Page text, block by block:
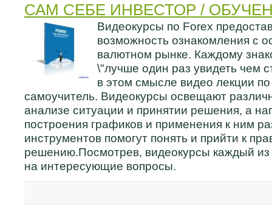
САМ СЕБЕ ИНВЕСТОР /
Видеокурсы по Forex
возможность ознакомления с
валютном рынке. Каждому
\"лучше один раз увидеть чем
в этом смысле видео лекции
самоучитель. Видеокурсы освещают
анализе ситуации и принятии решения, а
построения графиков и применения к ним
инструментов помогут понять и прийти к
решению.Посмотрев, видеокурсы каждый из
на интересующие вопросы.